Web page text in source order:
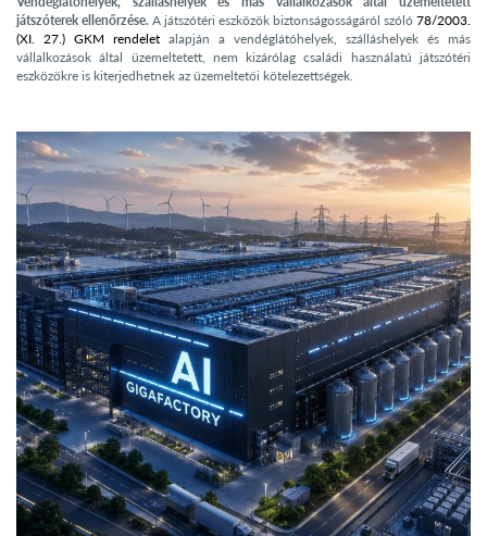
játszóterek ellenőrzése. A játszótéri eszközök biztonságosságáról szóló 78/2003.
(XI. 27.) GKM rendelet alapján a vendéglátóhelyek, szálláshelyek és más
vállalkozások által üzemeltetett, nem kizárólag családi használatú játszótéri
eszközökre is kiterjedhetnek az üzemeltetői kötelezettségek.